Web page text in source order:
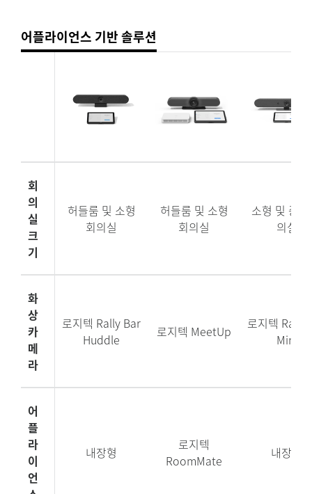
어플라이언스 기반 솔루션
회
의
실
크
기
허들룸 및 소형
회의실
허들룸 및 소형
회의실
소형 및 중형
의실
화
상
카
메
라
로지텍 Rally Bar
Huddle
로지텍 MeetUp
로지텍 Rally
Mini
어
플
라
이
언
내장형
로지텍
RoomMate
내장형